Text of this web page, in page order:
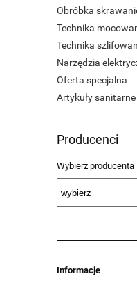
Obróbka
Technika
Technika
Narzędzia
Oferta specjalna
Artykuły sanitarne
Producenci
Wybierz producenta
Informacje